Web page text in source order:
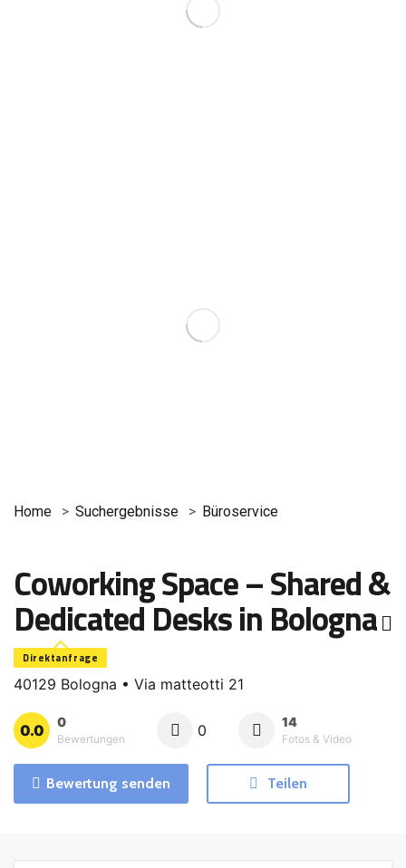
Home Suchergebnisse Büroservice
Coworking Space – Shared &
Dedicated Desks in Bologna
Direktanfrage
40129 Bologna • Via matteotti 21
0.0 0
Bewertungen 0 14
Fotos & Video
Bewertung senden Teilen